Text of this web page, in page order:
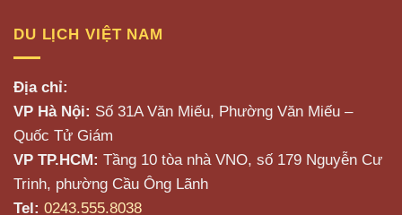
DU LỊCH VIỆT NAM
Địa chỉ:
VP Hà Nội: Số 31A Văn Miếu, Phường Văn Miếu –
Quốc Tử Giám
VP TP.HCM: Tầng 10 tòa nhà VNO, số 179 Nguyễn Cư
Trinh, phường Cầu Ông Lãnh
Tel: 0243.555.8038